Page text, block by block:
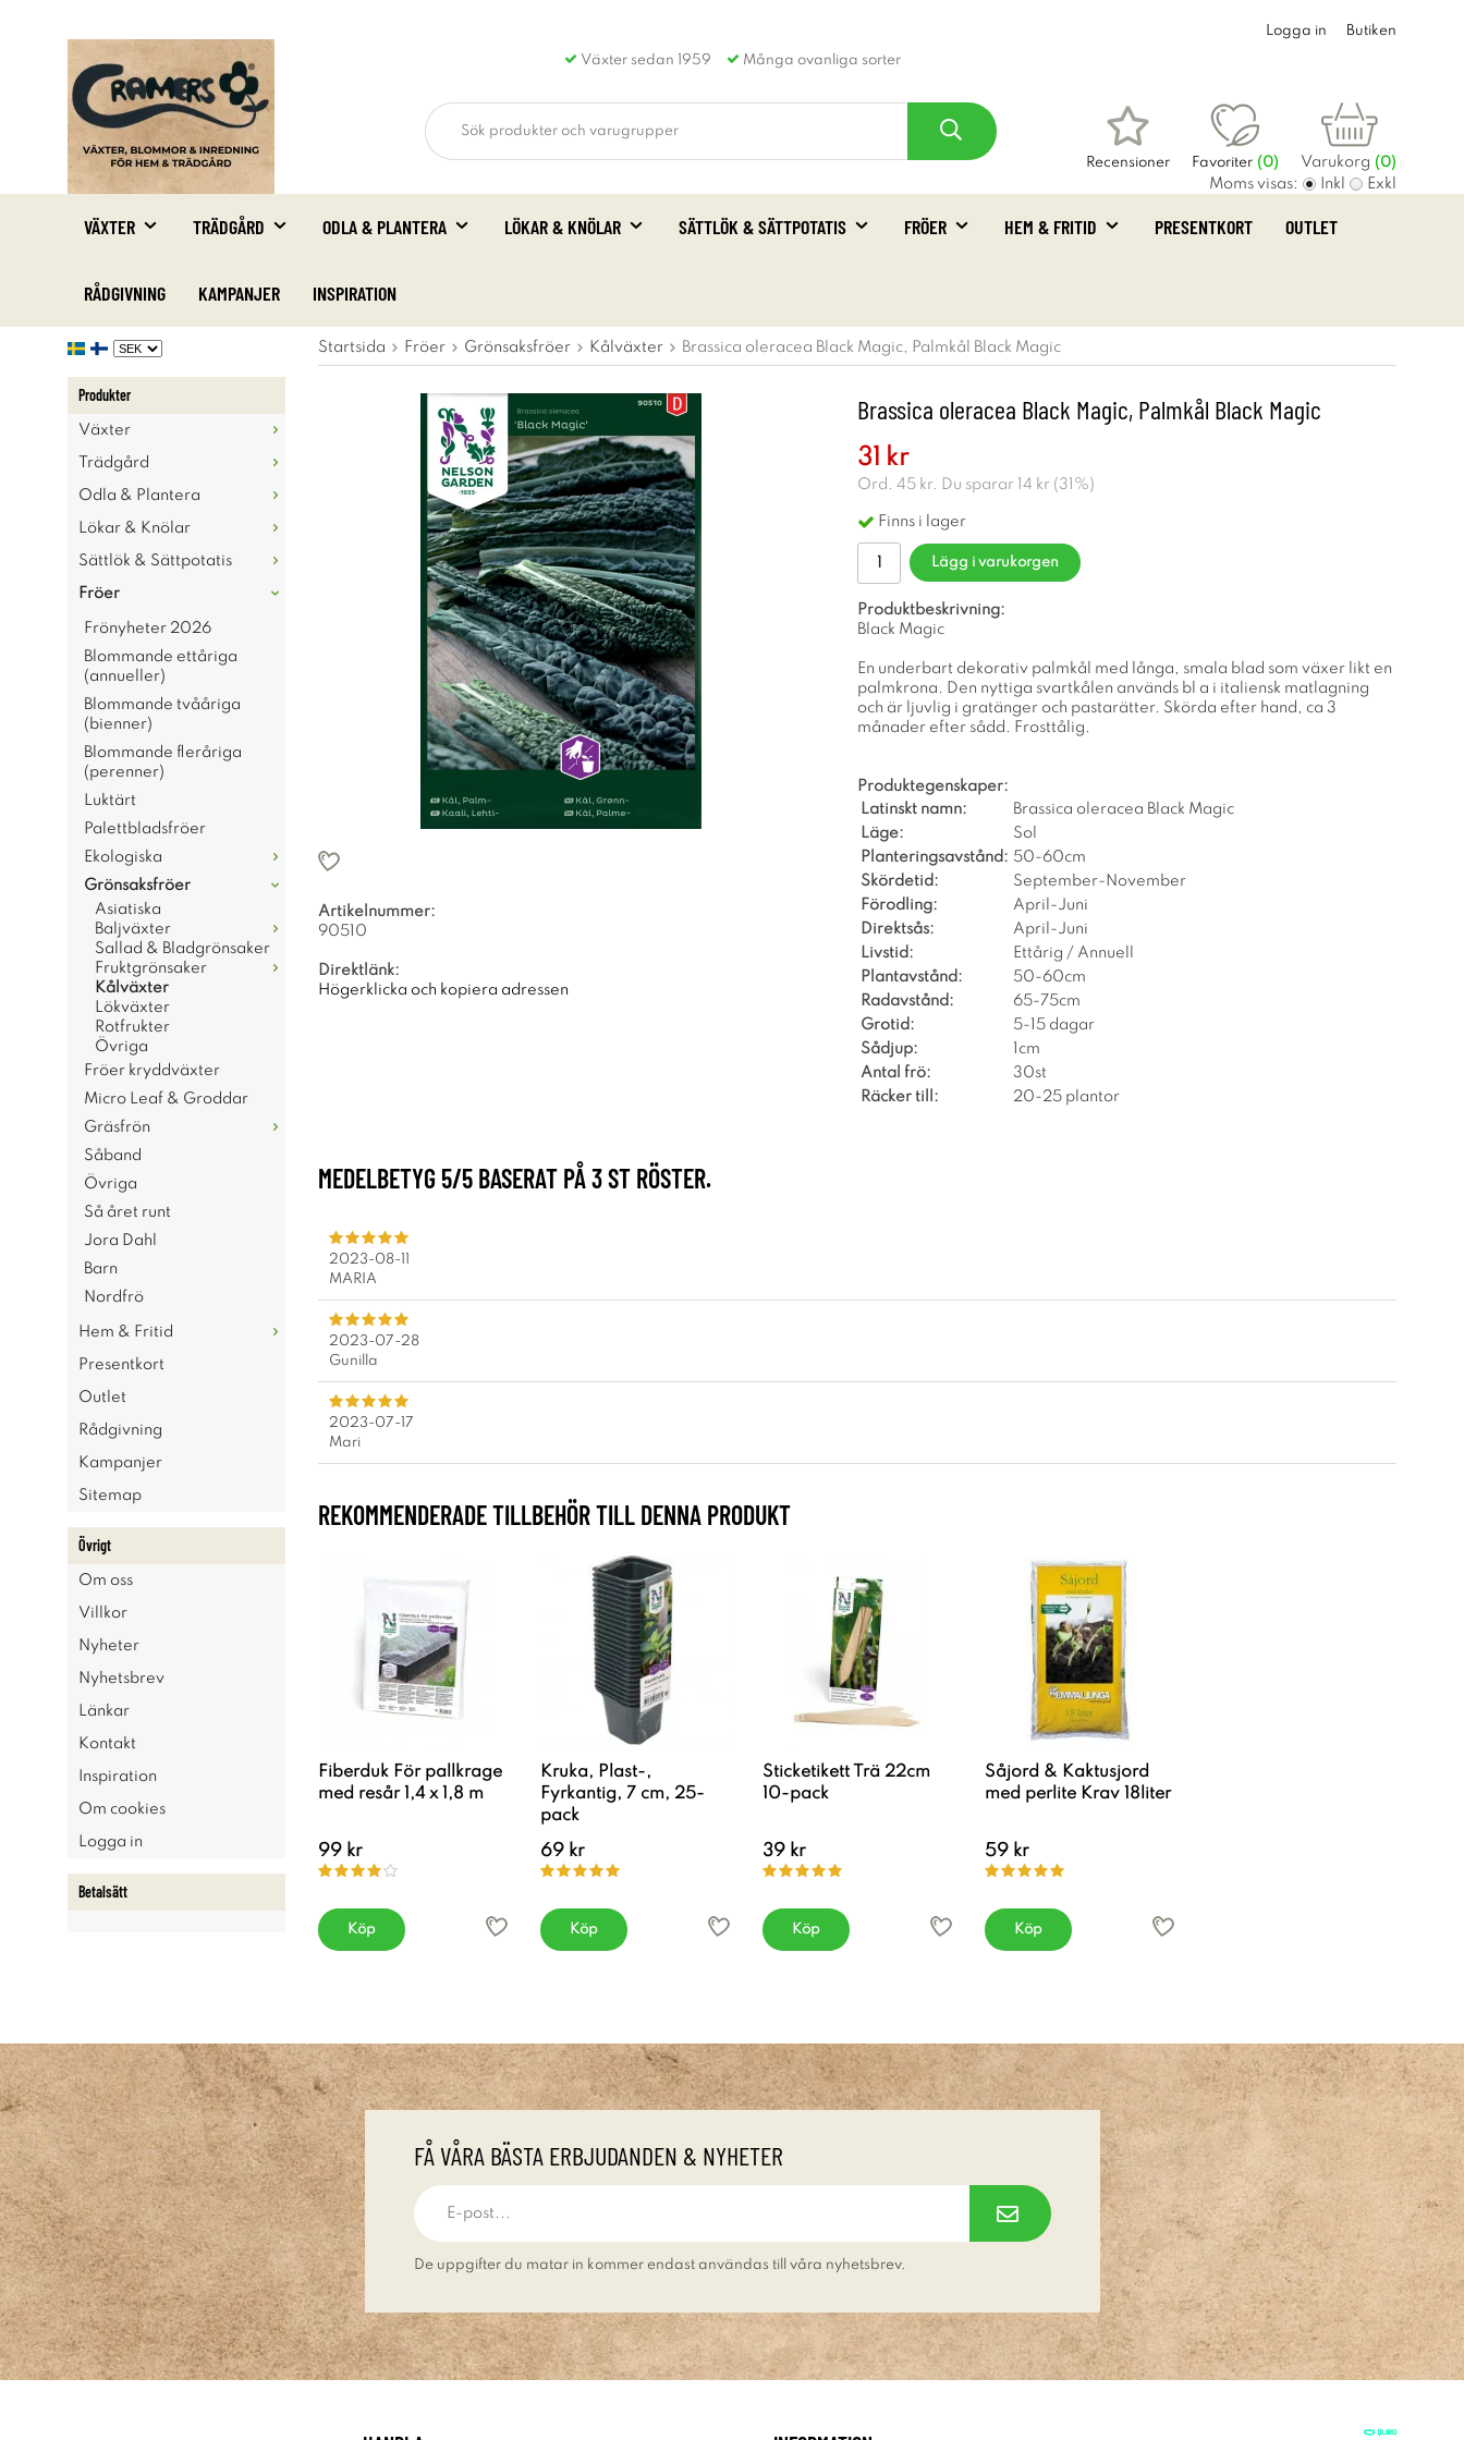
Växter sedan 1959 Många ovanliga sorter
Logga in Butiken
Recensioner Favoriter (0) Varukorg (0)
Moms visas: Inkl Exkl
VÄXTER TRÄDGÅRD ODLA & PLANTERA LÖKAR & KNÖLAR SÄTTLÖK & SÄTTPOTATIS FRÖER HEM & FRITID PRESENTKORT OUTLET
RÅDGIVNING KAMPANJER INSPIRATION
Produkter
Växter
Trädgård
Odla & Plantera
Lökar & Knölar
Sättlök & Sättpotatis
Fröer
Frönyheter 2026
Blommande ettåriga
(annueller)
Blommande tvååriga
(bienner)
Blommande fleråriga
(perenner)
Luktärt
Palettbladsfröer
Ekologiska
Grönsaksfröer
Asiatiska
Baljväxter
Sallad & Bladgrönsaker
Fruktgrönsaker
Kålväxter
Lökväxter
Rotfrukter
Övriga
Fröer kryddväxter
Micro Leaf & Groddar
Gräsfrön
Såband
Övriga
Så året runt
Jora Dahl
Barn
Nordfrö
Hem & Fritid
Presentkort
Outlet
Rådgivning
Kampanjer
Sitemap
Övrigt
Om oss
Villkor
Nyheter
Nyhetsbrev
Länkar
Kontakt
Inspiration
Om cookies
Logga in
Betalsätt
Startsida Fröer Grönsaksfröer Kålväxter Brassica oleracea Black Magic, Palmkål Black Magic
Brassica oleracea Black Magic, Palmkål Black Magic
31 kr
Ord. 45 kr. Du sparar 14 kr ( 31 %)
Finns i lager
Lägg i varukorgen
Produktbeskrivning:
Black Magic
En underbart dekorativ palmkål med långa, smala blad som växer likt en
palmkrona. Den nyttiga svartkålen används bl a i italiensk matlagning
och är ljuvlig i gratänger och pastarätter. Skörda efter hand, ca 3
månader efter sådd. Frosttålig.
Produktegenskaper:
Latinskt namn:
Brassica oleracea Black Magic
Läge:
Sol
Planteringsavstånd: 50-60cm
Skördetid:
September-November
Förodling:
April-Juni
Direktsås:
April-Juni
Livstid:
Ettårig / Annuell
Plantavstånd:
50-60cm
Radavstånd:
65-75cm
Grotid:
5-15 dagar
Sådjup:
1cm
Antal frö:
30st
Räcker till:
20-25 plantor
Artikelnummer:
90510
Direktlänk:
Högerklicka och kopiera adressen
MEDELBETYG 5/5 BASERAT PÅ3ST RÖSTER.
2023-08-11
MARIA
2023-07-28
Gunilla
2023-07-17
Mari
REKOMMENDERADE TILLBEHÖR TILL DENNA PRODUKT
Fiberduk För pallkrage
med resår 1,4 x 1,8 m
99 kr
Köp
Kruka, Plast-,
Fyrkantig, 7 cm, 25-
pack
69 kr
Köp
Sticketikett Trä 22cm
10-pack
39 kr
Köp
Såjord & Kaktusjord
med perlite Krav 18liter
59 kr
Köp
FÅ VÅRA BÄSTA ERBJUDANDEN & NYHETER
De uppgifter du matar in kommer endast användas till våra nyhetsbrev.